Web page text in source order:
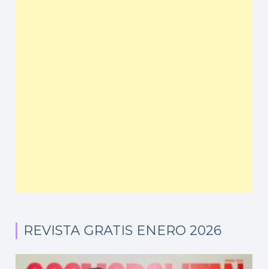
REVISTA GRATIS ENERO 2026